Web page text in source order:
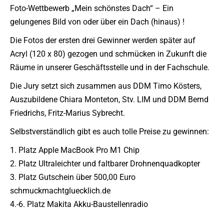
Foto-Wettbewerb „Mein schönstes Dach“ – Ein
gelungenes Bild von oder über ein Dach (hinaus) !
Die Fotos der ersten drei Gewinner werden später auf
Acryl (120 x 80) gezogen und schmücken in Zukunft die
Räume in unserer Geschäftsstelle und in der Fachschule.
Die Jury setzt sich zusammen aus DDM Timo Kösters,
Auszubildene Chiara Monteton, Stv. LIM und DDM Bernd
Friedrichs, Fritz-Marius Sybrecht.
Selbstverständlich gibt es auch tolle Preise zu gewinnen:
1. Platz Apple MacBook Pro M1 Chip
2. Platz Ultraleichter und faltbarer Drohnenquadkopter
3. Platz Gutschein über 500,00 Euro
schmuckmachtgluecklich.de
4.-6. Platz Makita Akku-Baustellenradio